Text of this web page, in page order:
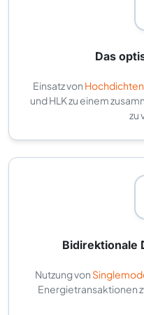
Das
Einsatz von
und HLK zu einem
zu
Bidirektionale
Nutzung von
Energietransaktionen